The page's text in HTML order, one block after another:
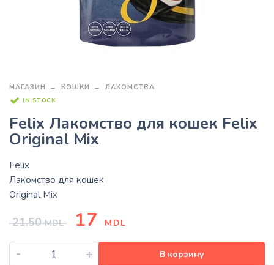
МАГАЗИН КОШКИ ЛАКОМСТВА
IN STOCK
Felix Лакомство для кошек Felix
Original Mix
Felix
Лакомство для кошек
Original Mix
21.50MDL 17 MDL
- + В корзину